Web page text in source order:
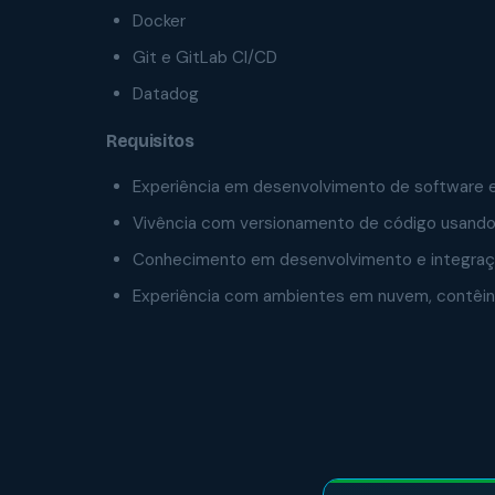
Docker
Git e GitLab CI/CD
Datadog
Requisitos
Experiência em desenvolvimento de software
Vivência com versionamento de código
Conhecimento em desenvolvimento e
Experiência com ambientes em nuvem,